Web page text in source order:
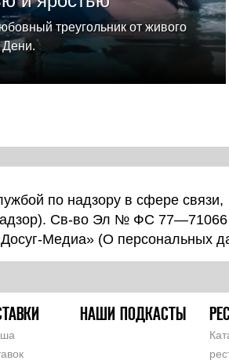
треугольник от живого
Дени.
по надзору в сфере связи,
Св-во Эл № ФС 77—71066
Медиа» (О персональных
НАШИ ПОДКАСТЫ